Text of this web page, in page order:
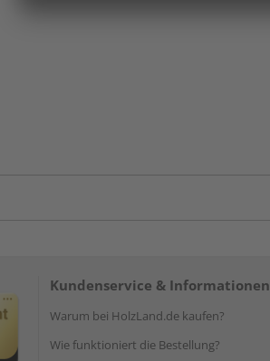
Kundenservice & Informationen
Warum bei HolzLand.de kaufen?
Wie funktioniert die Bestellung?